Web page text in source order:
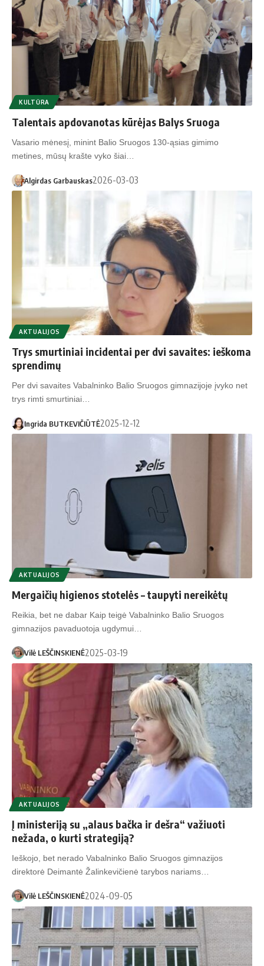
KULTŪRA
Talentais apdovanotas kūrėjas Balys Sruoga
Vasario mėnesį, minint Balio Sruogos 130-ąsias gimimo
metines, mūsų krašte vyko šiai…
Algirdas Garbauskas2026-03-03
AKTUALIJOS
Trys smurtiniai incidentai per dvi savaites: ieškoma
sprendimų
Per dvi savaites Vabalninko Balio Sruogos gimnazijoje įvyko net
trys rimti smurtiniai…
Ingrida BUTKEVIČIŪTĖ2025-12-12
AKTUALIJOS
Mergaičių higienos stotelės – taupyti nereikėtų
Reikia, bet ne dabar Kaip teigė Vabalninko Balio Sruogos
gimnazijos pavaduotoja ugdymui…
Vilė LEŠČINSKIENĖ2025-03-19
AKTUALIJOS
Į ministeriją su „alaus bačka ir dešra“ važiuoti
nežada, o kurti strategiją?
Ieškojo, bet nerado Vabalninko Balio Sruogos gimnazijos
direktorė Deimantė Žalinkevičienė tarybos nariams…
Vilė LEŠČINSKIENĖ2024-09-05